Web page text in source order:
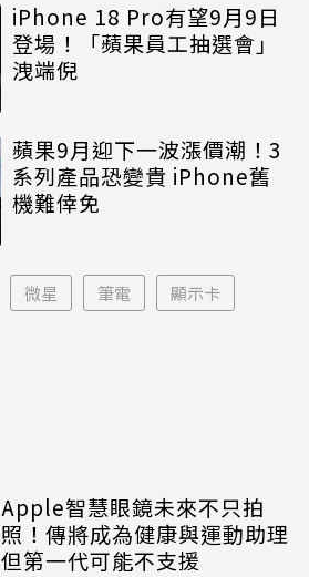
iPhone 18 Pro有望9月9日
登場！「蘋果員工抽選會」
洩端倪
蘋果9月迎下一波漲價潮！3
系列產品恐變貴 iPhone舊
機難倖免
微星 筆電 顯示卡
Apple智慧眼鏡未來不只拍
照！傳將成為健康與運動助理
但第一代可能不支援